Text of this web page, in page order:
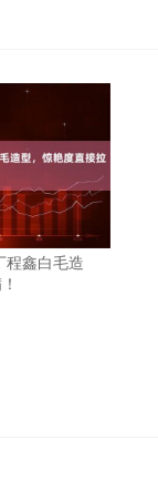
程鑫白毛造